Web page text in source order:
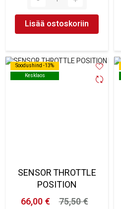
Lisää ostoskoriin
Soodushind -13%
Kesklaos
Soodushind -13%
Kesklaos
SENSOR THROTTLE
POSITION
66,00 €
75,50 €